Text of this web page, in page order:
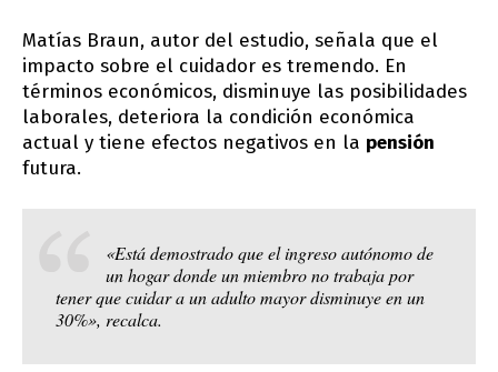
Matías Braun, autor del estudio, señala que el
impacto sobre el cuidador es tremendo. En
términos económicos, disminuye las posibilidades
laborales, deteriora la condición económica
actual y tiene efectos negativos en la pensión
futura.
«Está demostrado que el ingreso autónomo de
un hogar donde un miembro no trabaja por
tener que cuidar a un adulto mayor disminuye en un
30%», recalca.